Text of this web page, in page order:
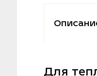
Для